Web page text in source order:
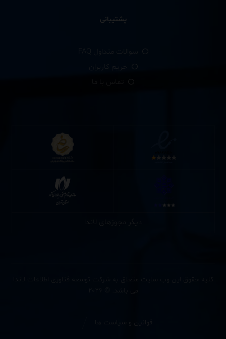
پشتیبانی
سوالات متداول FAQ
حریم کاربران
دیگر مجوزهای لاندا
کلیه حقوق این وب سایت متعلق به شرکت توسعه فناوری اطلاعات لاندا
قوانین و سیاست ها